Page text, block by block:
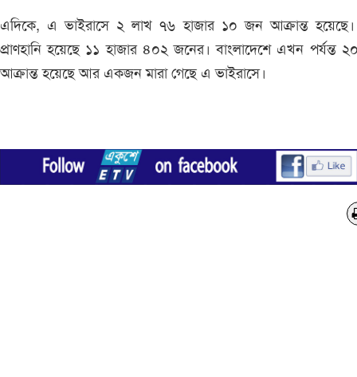
এদিকে, এ ভাইরাসে ২ লাখ ৭৬ হাজার ১০ জন আক্রান্ত
প্রাণহানি হয়েছে ১১ হাজার ৪০২ জনের। বাংলাদেশে এখন পর্যন্ত
আক্রান্ত হয়েছে আর একজন মারা গেছে এ ভাইরাসে।